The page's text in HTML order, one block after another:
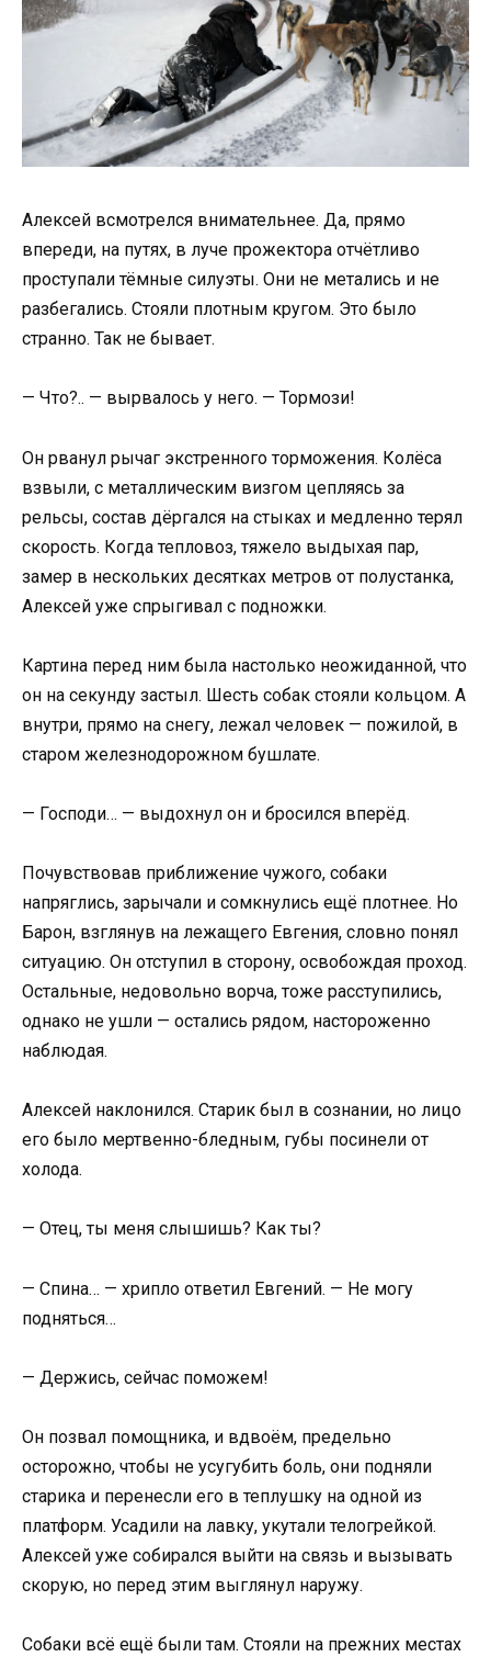
Алексей всмотрелся внимательнее. Да, прямо
впереди, на путях, в луче прожектора отчётливо
проступали тёмные силуэты. Они не метались и не
разбегались. Стояли плотным кругом. Это было
странно. Так не бывает.
— Что?.. — вырвалось у него. — Тормози!
Он рванул рычаг экстренного торможения. Колёса
взвыли, с металлическим визгом цепляясь за
рельсы, состав дёргался на стыках и медленно терял
скорость. Когда тепловоз, тяжело выдыхая пар,
замер в нескольких десятках метров от полустанка,
Алексей уже спрыгивал с подножки.
Картина перед ним была настолько неожиданной, что
он на секунду застыл. Шесть собак стояли кольцом. А
внутри, прямо на снегу, лежал человек — пожилой, в
старом железнодорожном бушлате.
— Господи… — выдохнул он и бросился вперёд.
Почувствовав приближение чужого, собаки
напряглись, зарычали и сомкнулись ещё плотнее. Но
Барон, взглянув на лежащего Евгения, словно понял
ситуацию. Он отступил в сторону, освобождая проход.
Остальные, недовольно ворча, тоже расступились,
однако не ушли — остались рядом, настороженно
наблюдая.
Алексей наклонился. Старик был в сознании, но лицо
его было мертвенно-бледным, губы посинели от
холода.
— Отец, ты меня слышишь? Как ты?
— Спина… — хрипло ответил Евгений. — Не могу
подняться…
— Держись, сейчас поможем!
Он позвал помощника, и вдвоём, предельно
осторожно, чтобы не усугубить боль, они подняли
старика и перенесли его в теплушку на одной из
платформ. Усадили на лавку, укутали телогрейкой.
Алексей уже собирался выйти на связь и вызывать
скорую, но перед этим выглянул наружу.
Собаки всё ещё были там. Стояли на прежних местах